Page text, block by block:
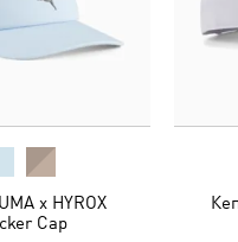
x HYROX
Cap